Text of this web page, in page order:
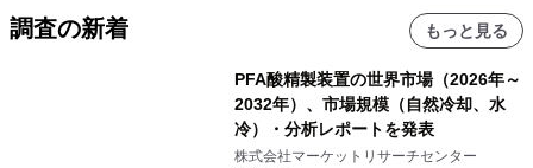
調査の新着 もっと見る
PFA酸精製装置の世界市場（2026年～
2032年）、市場規模（自然冷却、水
冷）・分析レポートを発表
株式会社マーケットリサーチセンター